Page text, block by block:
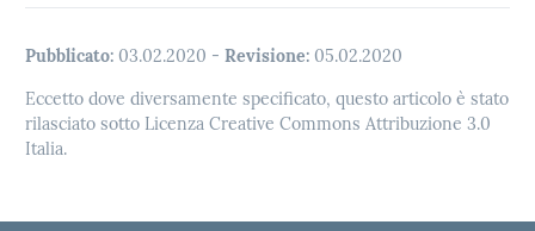
Pubblicato: 03.02.2020 - Revisione: 05.02.2020
Eccetto dove diversamente specificato, questo articolo è stato
rilasciato sotto Licenza Creative Commons Attribuzione 3.0
Italia.